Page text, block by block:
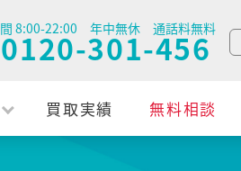
間 8:00-22:00 年中無休 通話料無料
0120-301-456
買取実績 無料相談